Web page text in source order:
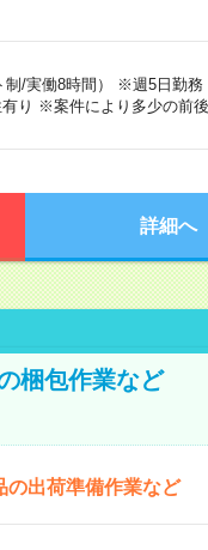
制/実働8時間） ※週5日勤務
り ※案件により多少の前
詳細へ
梱包作業など
の出荷準備作業など